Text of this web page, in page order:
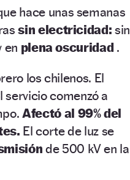
hace unas semanas
sin electricidad:sin
en plena oscuridad.
los chilenos. El
servicio comenzó a
Afectó al 99% del
El corte de luz se
de 500 kV en la